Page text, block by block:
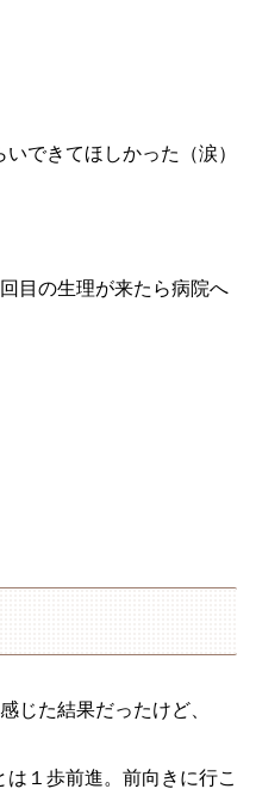
できてほしかった（涙）
目の生理が来たら病院へ
じた結果だったけど、
１歩前進。前向きに行こ